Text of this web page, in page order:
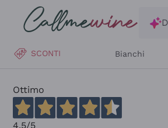
Salta al contenuto principale
SCONTI Bianchi
Ottimo
4,5/5